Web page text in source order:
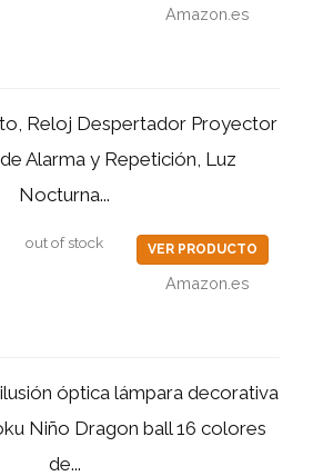
Amazon.es
Reloj Despertador Proyector
Alarma y Repetición, Luz
Nocturna...
out of stock VER PRODUCTO
Amazon.es
óptica lámpara decorativa
Niño Dragon ball 16 colores
de...